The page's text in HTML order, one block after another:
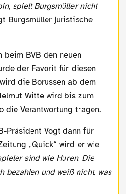
spielt Burgsmüller nicht
Burgsmüller juristische
der Favorit für diesen
die Borussen ab dem
Witte wird bis zum
die Verantwortung tragen.
„Quick“ wird er wie
sind wie Huren. Die
bezahlen und weiß nicht, was